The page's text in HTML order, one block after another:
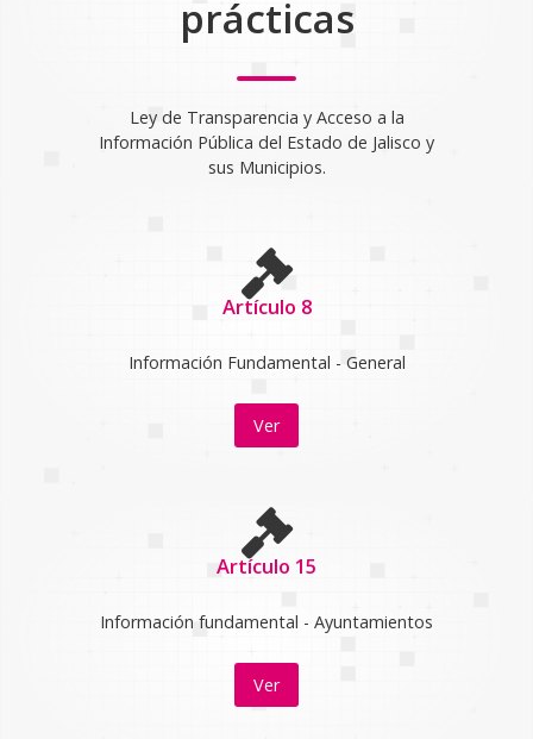
prácticas
Ley de Transparencia y Acceso a la
Información Pública del Estado de Jalisco y
sus Municipios.
Artículo 8
Información Fundamental - General
Ver
Artículo 15
Información fundamental - Ayuntamientos
Ver